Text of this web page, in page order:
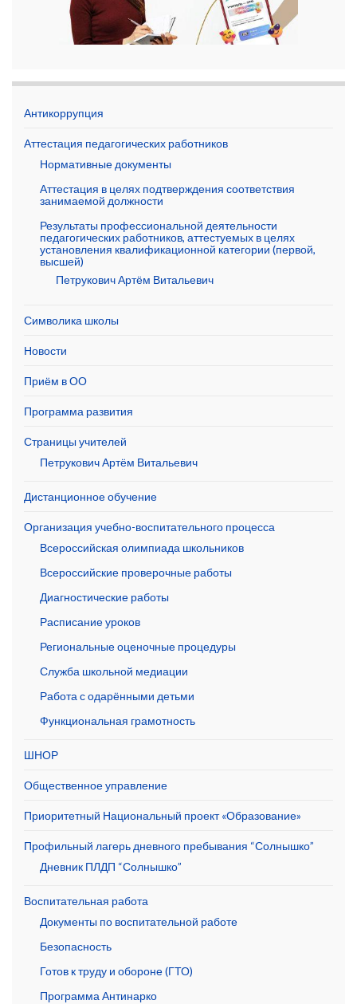
Антикоррупция
Аттестация педагогических работников
Нормативные документы
Аттестация в целях подтверждения соответствия
занимаемой должности
Результаты профессиональной деятельности
педагогических работников, аттестуемых в целях
установления квалификационной категории (первой,
высшей)
Петрукович Артём Витальевич
Символика школы
Новости
Приём в ОО
Программа развития
Страницы учителей
Петрукович Артём Витальевич
Дистанционное обучение
Организация учебно-воспитательного процесса
Всероссийская олимпиада школьников
Всероссийские проверочные работы
Диагностические работы
Расписание уроков
Региональные оценочные процедуры
Служба школьной медиации
Работа с одарёнными детьми
Функциональная грамотность
ШНОР
Общественное управление
Приоритетный Национальный проект «Образование»
Профильный лагерь дневного пребывания “Солнышко”
Дневник ПЛДП “Солнышко”
Воспитательная работа
Документы по воспитательной работе
Безопасность
Готов к труду и обороне (ГТО)
Программа Антинарко